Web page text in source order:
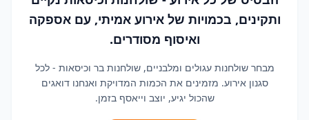
ותקינים, בכמויות של אירוע אמיתי, עם אספקה
ואיסוף מסודרים.
מבחר שולחנות עגולים ומלבניים, שולחנות בר וכיסאות - לכל
סגנון אירוע. מזמינים את הכמות המדויקת ואנחנו דואגים
שהכול יגיע, יוצב וייאסף בזמן.